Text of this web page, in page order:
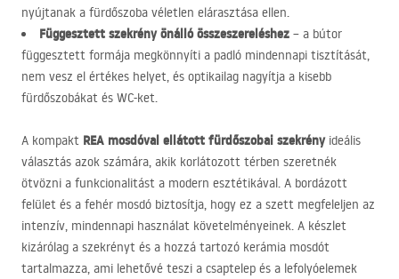
nyújtanak a fürdőszoba véletlen elárasztása ellen.
Függesztett szekrény önálló összeszereléshez – a bútor
függesztett formája megkönnyíti a padló mindennapi tisztítását,
nem vesz el értékes helyet, és optikailag nagyítja a kisebb
fürdőszobákat és WC-ket.
A kompakt REA mosdóval ellátott fürdőszobai szekrényideális
választás azok számára, akik korlátozott térben szeretnék
ötvözni a funkcionalitást a modern esztétikával. A bordázott
felület és a fehér mosdó biztosítja, hogy ez a szett megfeleljen az
intenzív, mindennapi használat követelményeinek. A készlet
kizárólag a szekrényt és a hozzá tartozó kerámia mosdót
tartalmazza, ami lehetővé teszi a csaptelep és a lefolyóelemek